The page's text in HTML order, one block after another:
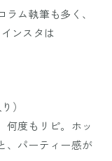
ム執筆も多く、
ンスタは
）
何度もリピ。ホッ
、パーティー感が